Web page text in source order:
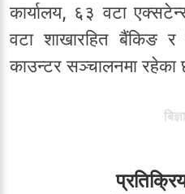
कार्यालय, ६३ वटा
वटा शाखारहित बैंकिङ
काउन्टर सञ्चालनमा रहेका